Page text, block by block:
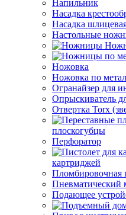
Напильник
Насадка
Насадка
Настольные
Ножовка
Ножовка по
Огранайзер для
Опрыскиватель
Отвертка Torx
плоскогубцы
Перфоратор
картриджей
Пломбировочная
Пневматический
Подающее